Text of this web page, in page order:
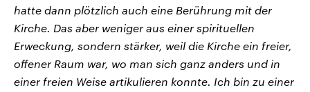
hatte dann plötzlich auch eine Berührung mit der
Kirche. Das aber weniger aus einer spirituellen
Erweckung, sondern stärker, weil die Kirche ein freier,
offener Raum war, wo man sich ganz anders und in
einer freien Weise artikulieren konnte. Ich bin zu einer